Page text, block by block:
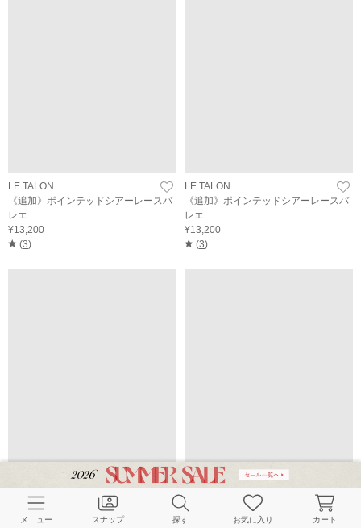
LE TALON
《追加》ポインテッドシアーレースバ
レエ
¥13,200
(3)
LE TALON
《追加》ポインテッドシアーレースバ
レエ
¥13,200
(3)
《追加》ポインテッドシアーレースバ
GRISE
《WEB+一部店舗限定》GRISEレザー
スクエアプリーツフラット
メニュー スナップ 探す お気に入り カート